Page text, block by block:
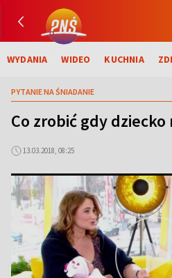
WYDANIA WIDEO KUCHNIA
PYTANIE NA ŚNIADANIE
Co zrobić gdy dziecko
13.03.2018, 08:25